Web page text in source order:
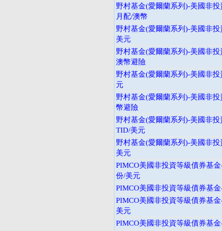
野村基金(愛爾蘭系列)-美國非
月配/澳幣
野村基金(愛爾蘭系列)-美國非
美元
野村基金(愛爾蘭系列)-美國非
澳幣避險
野村基金(愛爾蘭系列)-美國非
元
野村基金(愛爾蘭系列)-美國非
幣避險
野村基金(愛爾蘭系列)-美國非
TID/美元
野村基金(愛爾蘭系列)-美國非
美元
PIMCO美國非投資等級債券基
份/美元
PIMCO美國非投資等級債券基
PIMCO美國非投資等級債券基
美元
PIMCO美國非投資等級債券基